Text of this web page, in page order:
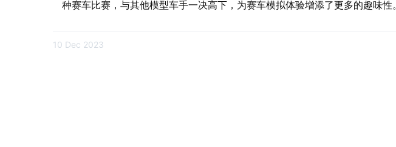
种赛车比赛，与其他模型车手一决高下，为赛车模拟体验增添了更多的趣味性。
10 Dec 2023